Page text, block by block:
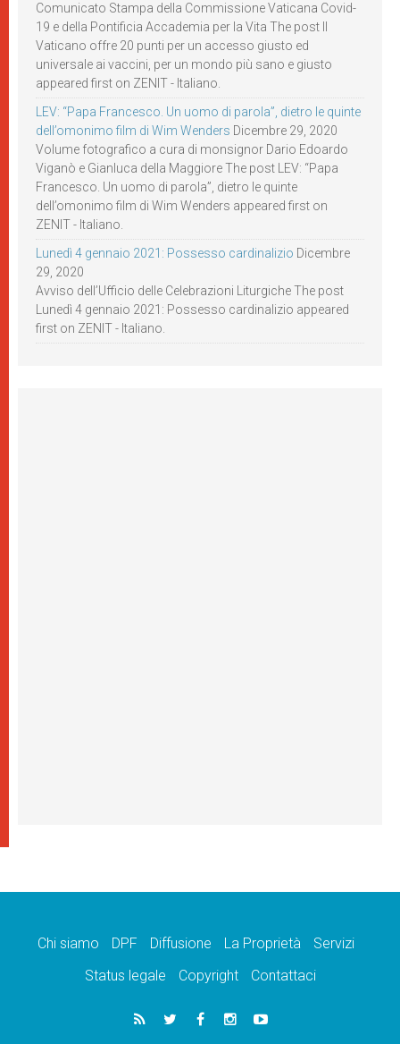
Comunicato Stampa della Commissione Vaticana Covid-
19 e della Pontificia Accademia per la Vita The post Il
Vaticano offre 20 punti per un accesso giusto ed
universale ai vaccini, per un mondo più sano e giusto
appeared first on ZENIT - Italiano.
LEV: “Papa Francesco. Un uomo di parola”, dietro le quinte
dell’omonimo film di Wim Wenders Dicembre 29, 2020
Volume fotografico a cura di monsignor Dario Edoardo
Viganò e Gianluca della Maggiore The post LEV: “Papa
Francesco. Un uomo di parola”, dietro le quinte
dell’omonimo film di Wim Wenders appeared first on
ZENIT - Italiano.
Lunedì 4 gennaio 2021: Possesso cardinalizio Dicembre
29, 2020
Avviso dell’Ufficio delle Celebrazioni Liturgiche The post
Lunedì 4 gennaio 2021: Possesso cardinalizio appeared
first on ZENIT - Italiano.
Chi siamo DPF Diffusione La Proprietà
Servizi
Status legale
Copyright Contattaci